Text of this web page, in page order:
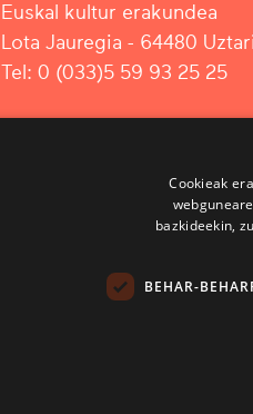
Euskal kultur erakundea
Lota Jauregia - 64480
Tel: 0 (033)5 59 93 25 25
Cookieak
bazkideekin,
BEHAR-